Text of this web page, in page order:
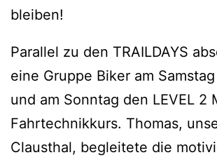
bleiben!
Parallel zu den TRAILDAYS
eine Gruppe Biker am Samstag
und am Sonntag den LEVEL 2
Fahrtechnikkurs. Thomas,
Clausthal, begleitete die